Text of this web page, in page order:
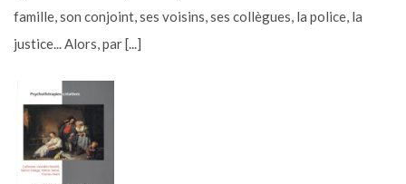
famille, son conjoint, ses voisins, ses collègues, la police, la
justice... Alors, par [...]